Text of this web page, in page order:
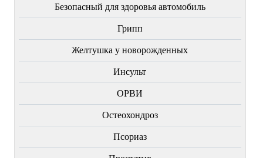
Безопасный для здоровья автомобиль
Грипп
Желтушка у новорожденных
Инсульт
ОРВИ
Остеохондроз
Пcориаз